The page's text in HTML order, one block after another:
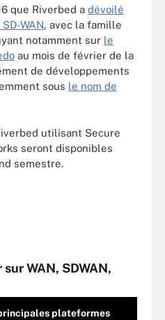
que Riverbed a dévoilé
WAN, avec la famille
notamment sur le
au mois de février de la
de développements
sous le nom de
utilisant Secure
seront disponibles
semestre.
WAN, SDWAN,
plateformes